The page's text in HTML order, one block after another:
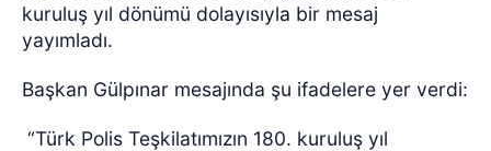
kuruluş yıl dönümü dolayısıyla bir mesaj
yayımladı.
Başkan Gülpınar mesajında şu ifadelere yer verdi:
“Türk Polis Teşkilatımızın 180. kuruluş yıl